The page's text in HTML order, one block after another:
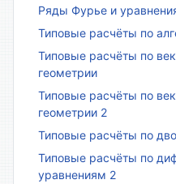
Ряды Фурье и
Типовые расчёты по
Типовые расчёты по
геометрии
Типовые расчёты по
геометрии 2
Типовые расчёты по
Типовые расчёты по
уравнениям 2